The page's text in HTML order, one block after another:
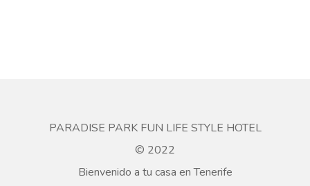
PARADISE PARK FUN LIFE STYLE HOTEL
© 2022
Bienvenido a tu casa en Tenerife